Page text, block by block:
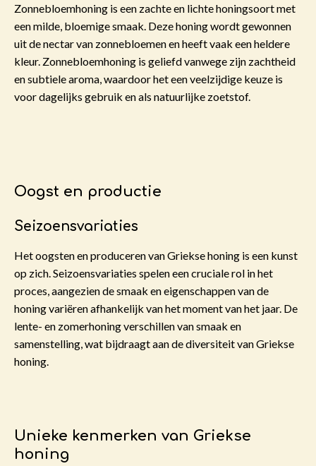
Zonnebloemhoning is een zachte en lichte honingsoort met
een milde, bloemige smaak. Deze honing wordt gewonnen
uit de nectar van zonnebloemen en heeft vaak een heldere
kleur. Zonnebloemhoning is geliefd vanwege zijn zachtheid
en subtiele aroma, waardoor het een veelzijdige keuze is
voor dagelijks gebruik en als natuurlijke zoetstof.
Oogst en productie
Seizoensvariaties
Het oogsten en produceren van Griekse honing is een kunst
op zich. Seizoensvariaties spelen een cruciale rol in het
proces, aangezien de smaak en eigenschappen van de
honing variëren afhankelijk van het moment van het jaar. De
lente- en zomerhoning verschillen van smaak en
samenstelling, wat bijdraagt aan de diversiteit van Griekse
honing.
Unieke kenmerken van Griekse
honing